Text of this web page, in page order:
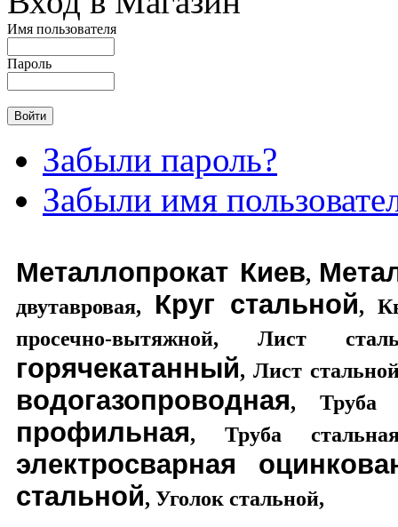
Имя пользователя
Пароль
Забыли пароль?
Забыли имя
Металлопрокат Киев,
двутавровая, Круг стальной,
просечно-вытяжной, Лист
горячекатанный, Лист
водогазопроводная, Труба
профильная, Труба
электросварная
стальной, Уголок стальной,